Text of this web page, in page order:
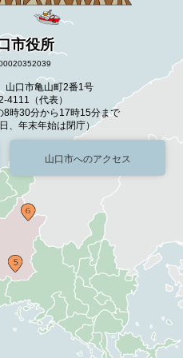
市役所
口市亀山町2番1号
4111（代表）
8時30分から17時15分まで
、年末年始は閉庁）
山口市へのアクセス